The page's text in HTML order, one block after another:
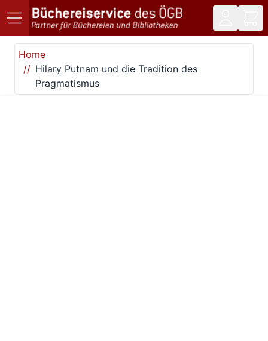
Direkt zum Inhalt
Home
Hilary Putnam und die Tradition des
Pragmatismus